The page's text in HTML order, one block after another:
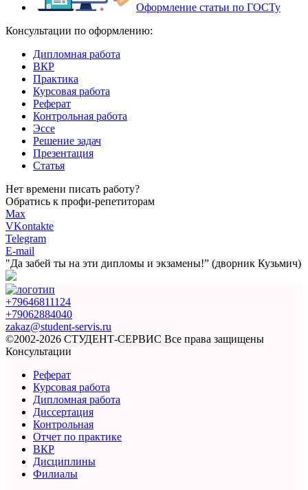
Оформление статьи по ГОСТу
Консультации по оформлению:
Дипломная работа
ВКР
Практика
Курсовая работа
Реферат
Контрольная работа
Эссе
Решение задач
Презентация
Статья
Нет времени писать работу?
Обратись к профи-репетиторам
Max
VKontakte
Telegram
E-mail
"Да забей ты на эти дипломы и экзамены!” (дворник Кузьмич)
+79646811124
+79062884040
zakaz@student-servis.ru
©2002-2026 СТУДЕНТ-СЕРВИС Все права защищены
Консультации
Реферат
Курсовая работа
Дипломная работа
Диссертация
Контрольная
Отчет по практике
ВКР
Дисциплины
Филиалы